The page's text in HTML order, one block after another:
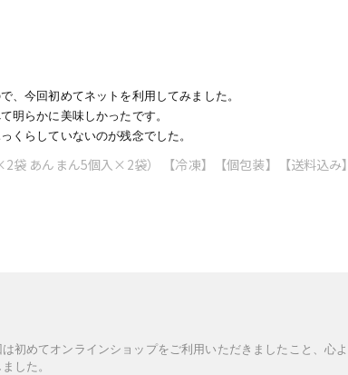
、今回初めてネットを利用してみました。
明らかに美味しかったです。
くらしていないのが残念でした。
あんまん5個入×2袋） 【冷凍】【個包装】【送料込
初めてオンラインショップをご利用いただきましたこと、心
した。